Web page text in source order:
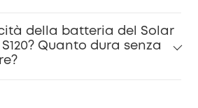
della batteria del Solar
Quanto dura senza